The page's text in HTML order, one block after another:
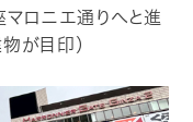
ロニエ通りへと進
が目印）